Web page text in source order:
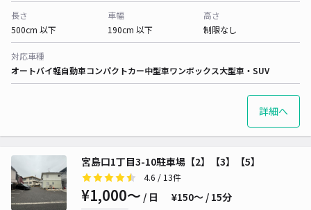
長さ
500cm 以下
車幅
190cm 以下
高さ
制限なし
対応車種
オートバイ軽自動車コンパクトカー中型車ワンボックス大型車・SUV
詳細へ
宮島口1丁目3-10駐車場【2】【3】【5】
4.6 / 13件
¥1,000〜 / 日 ¥150〜 / 15分